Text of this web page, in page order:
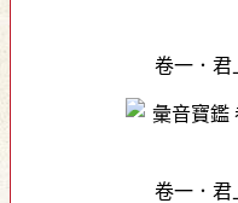
卷一．君
卷一．君